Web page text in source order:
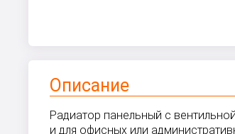
Описание
Радиатор панельный с
и для офисных или